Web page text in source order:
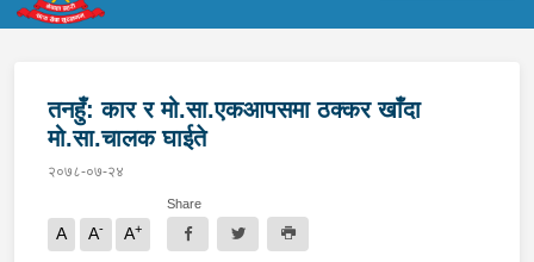
तनहुँ: कार र मो.सा.एकआपसमा ठक्कर खाँदा
मो.सा.चालक घाईते
२०७८-०७-२४
A A- A+
Share